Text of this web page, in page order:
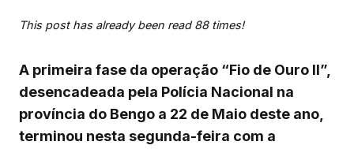
This post has already been read 88 times!
A primeira fase da operação “Fio de Ouro II”,
desencadeada pela Polícia Nacional na
província do Bengo a 22 de Maio deste ano,
terminou nesta segunda-feira com a